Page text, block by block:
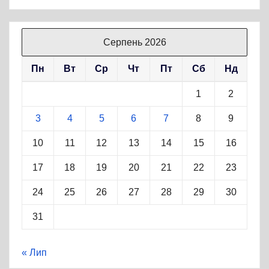
Серпень 2026
Пн Вт Ср Чт Пт Сб Нд
1 2
3 4 5 6 7 8 9
10 11 12 13 14 15 16
17 18 19 20 21 22 23
24 25 26 27 28 29 30
31
« Лип